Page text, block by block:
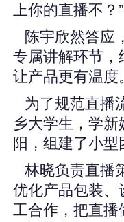
上你的直播不？”
陈宇欣然答应
专属讲解环节，
让产品更有温度
为了规范直播
乡大学生，学新
阳，组建了小型
林晓负责直播
优化产品包装、
工合作，把直播